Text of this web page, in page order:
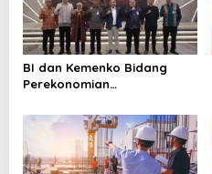
BI dan Kemenko Bidang
Perekonomian
TP2DD: Akselerasi Digitalisasi
Sistem Pembayaran untuk
Peningkatan PDRD di
Sumatera